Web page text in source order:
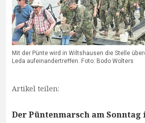
Mit der Pünte wird in Wiltshausen die Stelle
Leda aufeinandertreffen. Foto: Bodo Wolters
Artikel teilen:
Der Püntenmarsch am Sonntag